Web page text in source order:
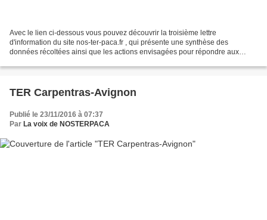
Avec le lien ci-dessous vous pouvez découvrir la troisième lettre
d'information du site nos-ter-paca.fr , qui présente une synthèse des
données récoltées ainsi que les actions envisagées pour répondre aux
TER Carpentras-Avignon
Publié le 23/11/2016 à 07:37
Par La voix de NOSTERPACA